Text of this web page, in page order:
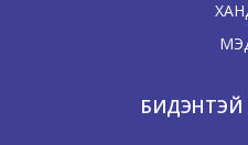
БИДЭНТЭЙ